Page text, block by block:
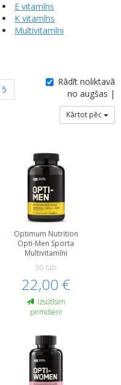
E vitamīns
K vitamīns
Multivitamīni
5
Rādīt noliktavā
no augšas |
Kārtot pēc
Optimum Nutrition
Opti-Men Sporta
Multivitamīni
90 tab
22,00 €
Izsūtīsim
pirmdien!